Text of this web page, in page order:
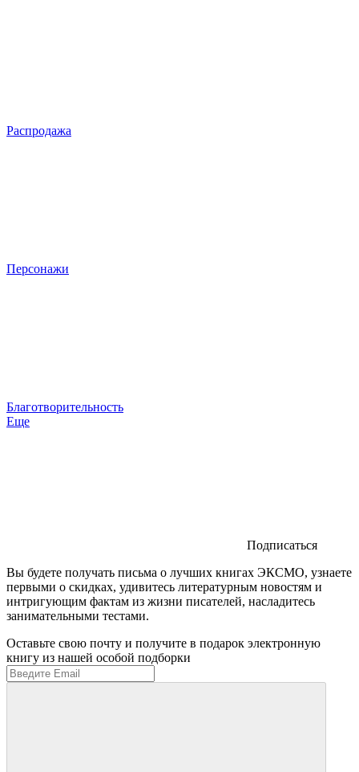
Распродажа
Персонажи
Благотворительность
Еще
Подписаться
Вы будете получать письма о лучших книгах ЭКСМО, узнаете
первыми о скидках, удивитесь литературным новостям и
интригующим фактам из жизни писателей, насладитесь
занимательными тестами.
Оставьте свою почту и получите в подарок электронную
книгу из нашей особой подборки